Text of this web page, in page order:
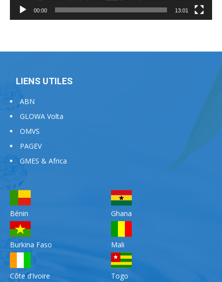
00:00 13:01
LIENS UTILES
ABN
GLOWA Volta
OMVS
PAGEV
GMES & Africa
Bénin
Burkina Faso
Côte d’Ivoire
Ghana
Mali
Togo